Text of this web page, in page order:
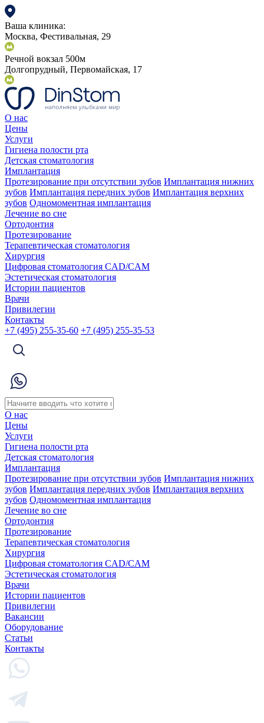
Ваша клиника:
Москва, Фестивальная, 29
Речной вокзал 500м
Долгопрудный, Первомайская, 17
О нас
Цены
Услуги
Гигиена полости рта
Детская стоматология
Имплантация
Протезирование при отсутствии зубов Имплантация нижних
зубов Имплантация передних зубов Имплантация верхних
зубов Одномоментная имплантация
Лечение во сне
Ортодонтия
Протезирование
Терапевтическая стоматология
Хирургия
Цифровая стоматология CAD/CAM
Эстетическая стоматология
Истории пациентов
Врачи
Привилегии
Контакты
+7 (495) 255-35-60 +7 (495) 255-35-53
О нас
Цены
Услуги
Гигиена полости рта
Детская стоматология
Имплантация
Протезирование при отсутствии зубов Имплантация нижних
зубов Имплантация передних зубов Имплантация верхних
зубов Одномоментная имплантация
Лечение во сне
Ортодонтия
Протезирование
Терапевтическая стоматология
Хирургия
Цифровая стоматология CAD/CAM
Эстетическая стоматология
Врачи
Истории пациентов
Привилегии
Вакансии
Оборудование
Статьи
Контакты